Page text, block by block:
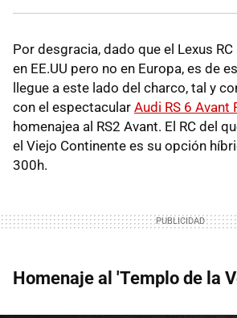
Por desgracia, dado que el Lexus
en EE.UU pero no en Europa, es de
llegue a este lado del charco, tal y
con el espectacular Audi RS 6 Avant
homenajea al RS2 Avant. El RC del
el Viejo Continente es su opción
300h.
Homenaje al 'Templo de la